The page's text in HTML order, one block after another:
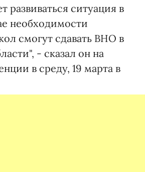
развиваться ситуация в
необходимости
смогут сдавать ВНО в
- сказал он на
в среду, 19 марта в